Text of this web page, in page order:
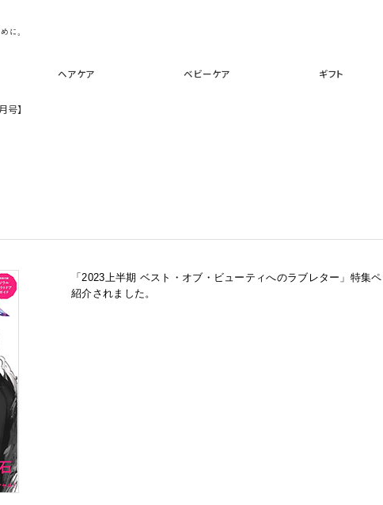
ヘアケア ベビーケア ギフト
号】
「2023上半期 ベスト・オブ・ビューティへのラブレター」特集
紹介されました。